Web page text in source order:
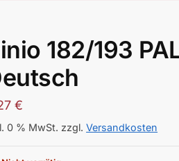
182/193
€
0 % MwSt. zzgl.Versandkosten